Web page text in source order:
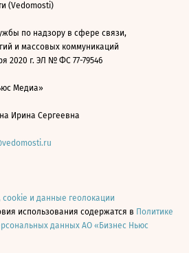
(Vedomosti)
по надзору в сфере связи,
и массовых коммуникаций
2020 г. ЭЛ № ФС 77-79546
Медиа»
Ирина Сергеевна
cookie и данные геолокации
использования содержатся в Политике
данных АО «Бизнес Ньюс